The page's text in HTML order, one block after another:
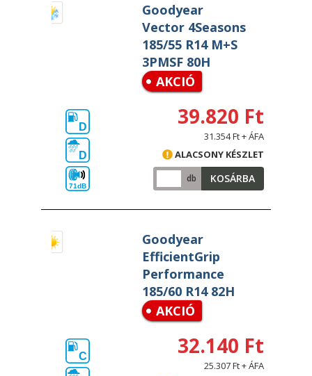
Goodyear
Vector 4Seasons
185/55 R14 M+S
3PMSF 80H
AKCIÓ
D
D
71dB
39.820 Ft
31.354 Ft + ÁFA
ALACSONY KÉSZLET
db KOSÁRBA
Goodyear
EfficientGrip
Performance
185/60 R14 82H
AKCIÓ
C 32.140 Ft
25.307 Ft + ÁFA